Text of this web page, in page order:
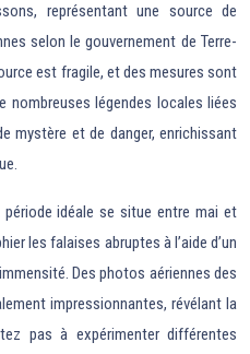
représentant une source de
selon le gouvernement de Terre-
est fragile, et des mesures sont
nombreuses légendes locales liées
mystère et de danger, enrichissant
idéale se situe entre mai et
les falaises abruptes à l’aide d’un
Des photos aériennes des
impressionnantes, révélant la
pas à expérimenter différentes